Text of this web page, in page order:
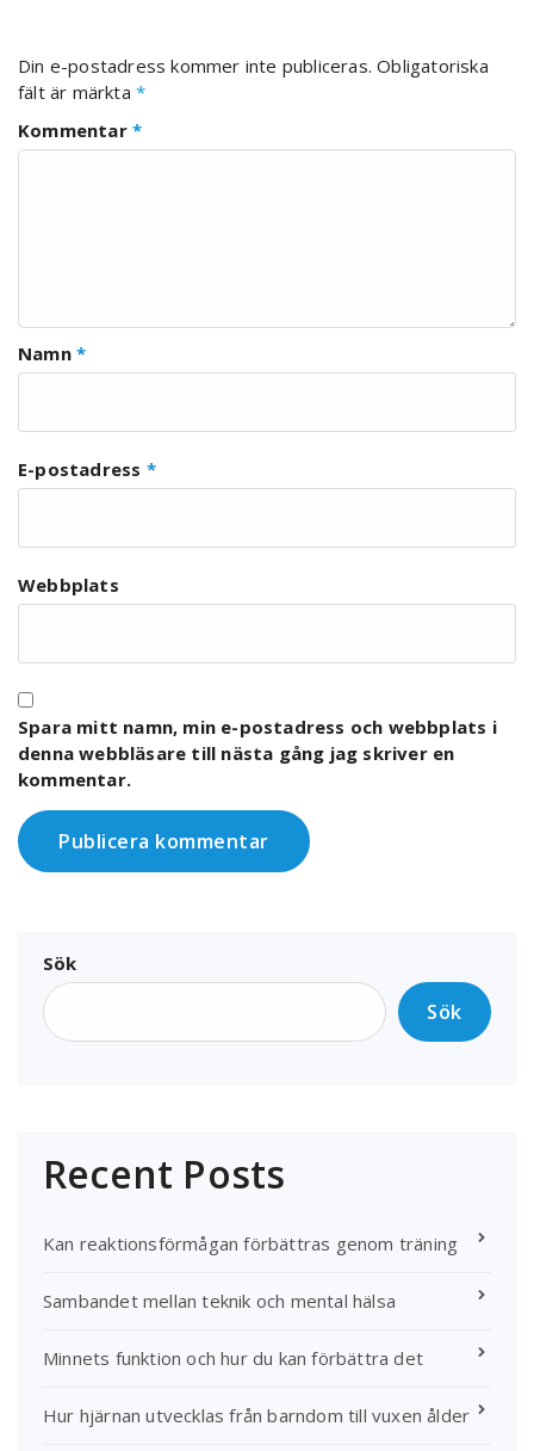
Din e-postadress kommer inte publiceras. Obligatoriska
fält är märkta *
Kommentar *
Namn *
E-postadress *
Webbplats
Spara mitt namn, min e-postadress och webbplats i
denna webbläsare till nästa gång jag skriver en
kommentar.
Sök
Sök
Recent Posts
Kan reaktionsförmågan förbättras genom träning
Sambandet mellan teknik och mental hälsa
Minnets funktion och hur du kan förbättra det
Hur hjärnan utvecklas från barndom till vuxen ålder